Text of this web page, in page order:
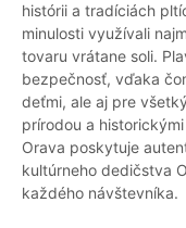
histórii a tradíciách
minulosti využívali
tovaru vrátane soli.
bezpečnosť, vďaka
deťmi, ale aj pre
prírodou a
Orava poskytuje
kultúrneho dedičstva
každého návštevníka.